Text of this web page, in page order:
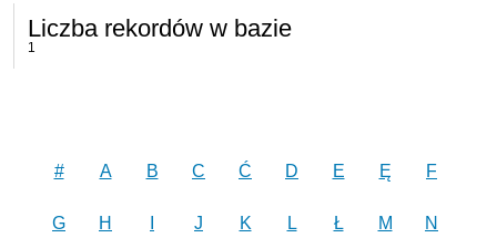
Liczba rekordów w bazie
1
# A B C Ć D E Ę F
G H J K L Ł M N